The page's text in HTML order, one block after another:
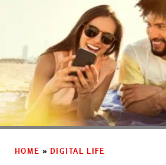
HOME » DIGITAL LIFE